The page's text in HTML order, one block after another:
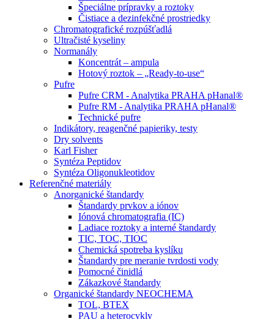
Špeciálne prípravky a roztoky
Čistiace a dezinfekčné prostriedky
Chromatografické rozpúšťadlá
Ultračisté kyseliny
Normanály
Koncentrát – ampula
Hotový roztok – „Ready-to-use“
Pufre
Pufre CRM - Analytika PRAHA pHanal®
Pufre RM - Analytika PRAHA pHanal®
Technické pufre
Indikátory, reagenčné papieriky, testy
Dry solvents
Karl Fisher
Syntéza Peptidov
Syntéza Oligonukleotidov
Referenčné materiály
Anorganické štandardy
Štandardy prvkov a iónov
Iónová chromatografia (IC)
Ladiace roztoky a interné štandardy
TIC, TOC, TIOC
Chemická spotreba kyslíku
Štandardy pre meranie tvrdosti vody
Pomocné činidlá
Zákazkové štandardy
Organické štandardy NEOCHEMA
TOL, BTEX
PAU a heterocykly